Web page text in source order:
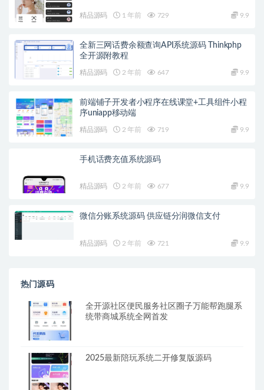
精品源码 1 年前 729 9.9
全新三网话费余额查询API系统源码 Thinkphp
全开源附教程
精品源码 2 年前 647 9.9
前端铺子开发者小程序在线课堂+工具组件小程
序uniapp移动端
精品源码 2 年前 719 9.9
手机话费充值系统源码
精品源码 2 年前 677 9.9
微信分账系统源码 供应链分润微信支付
精品源码 2 年前 721 9.9
热门源码
全开源社区便民服务社区圈子万能帮跑腿系
统带商城系统全网首发
2025最新陪玩系统二开修复版源码